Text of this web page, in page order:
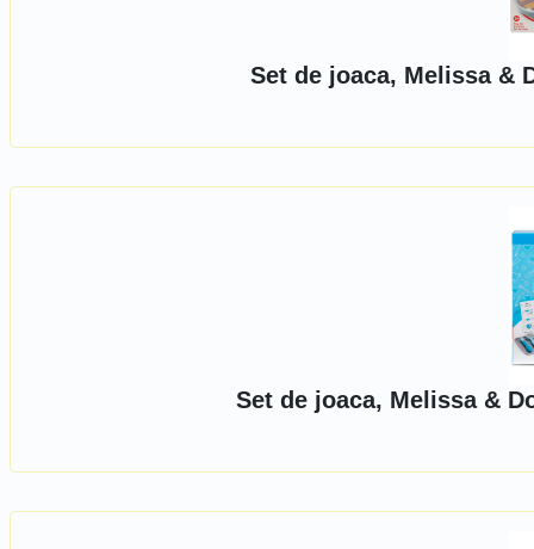
Set de joaca, Melissa &
Set de joaca, Melissa &